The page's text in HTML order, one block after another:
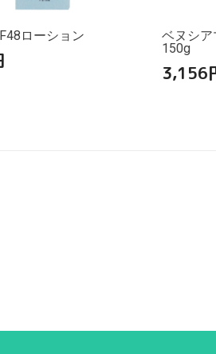
ローション
ベヌシア
150g
3,156